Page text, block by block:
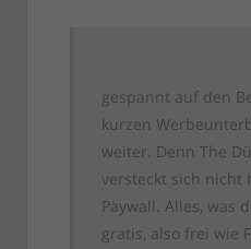
gespannt auf den
kurzen
weiter. Denn The
versteckt sich nicht
Paywall. Alles, was
gratis, also frei wie